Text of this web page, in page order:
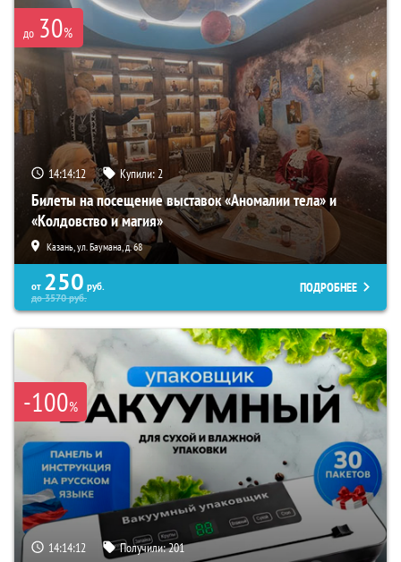
до 30%
14:14:12 Купили:2
Билеты на посещение выставок «Аномалии тела» и
«Колдовство и магия»
Казань, ул. Баумана, д. 68
от 250 руб.
до3570руб.
ПОДРОБНЕЕ
-100%
14:14:12 Получили:201